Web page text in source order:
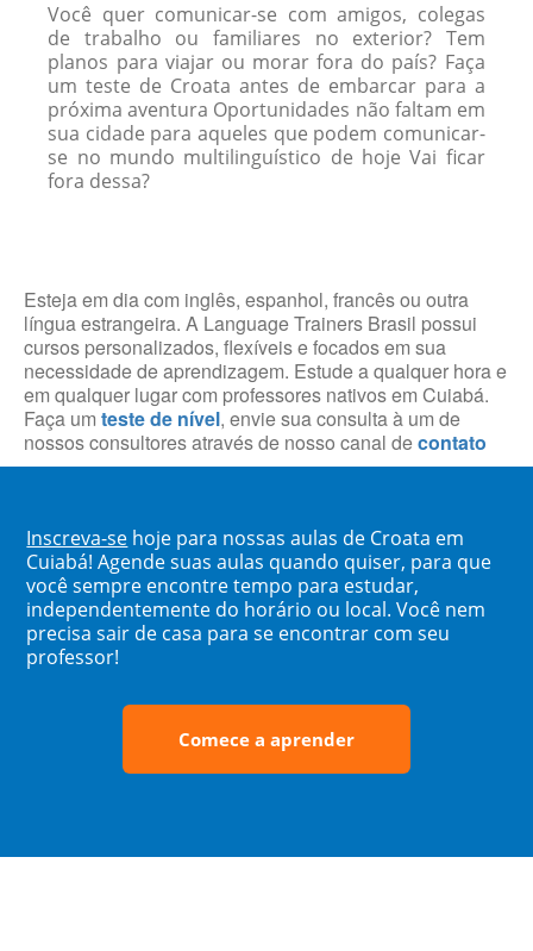
Você quer comunicar-se com amigos, colegas
de trabalho ou familiares no exterior? Tem
planos para viajar ou morar fora do país? Faça
um teste de Croata antes de embarcar para a
próxima aventura Oportunidades não faltam em
sua cidade para aqueles que podem comunicar-
se no mundo multilinguístico de hoje Vai ficar
fora dessa?
Esteja em dia com inglês, espanhol, francês ou outra
língua estrangeira. A Language Trainers Brasil possui
cursos personalizados, flexíveis e focados em sua
necessidade de aprendizagem. Estude a qualquer hora e
em qualquer lugar com professores nativos em Cuiabá.
Faça um teste de nível, envie sua consulta à um de
nossos consultores através de nosso canal decontato
Inscreva-se hoje para nossas aulas de Croata em
Cuiabá! Agende suas aulas quando quiser, para que
você sempre encontre tempo para estudar,
independentemente do horário ou local. Você nem
precisa sair de casa para se encontrar com seu
professor!
Comece a aprender